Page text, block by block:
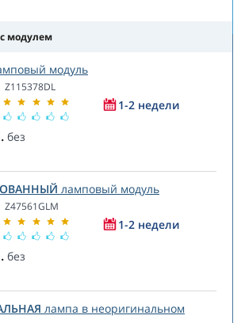
модулем
модуль
Z115378DL
1-2 недели
без
ламповый модуль
Z47561GLM
1-2 недели
без
лампа в неоригинальном